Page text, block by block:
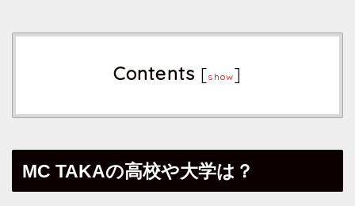
Contents [show]
MC TAKAの高校や大学は？